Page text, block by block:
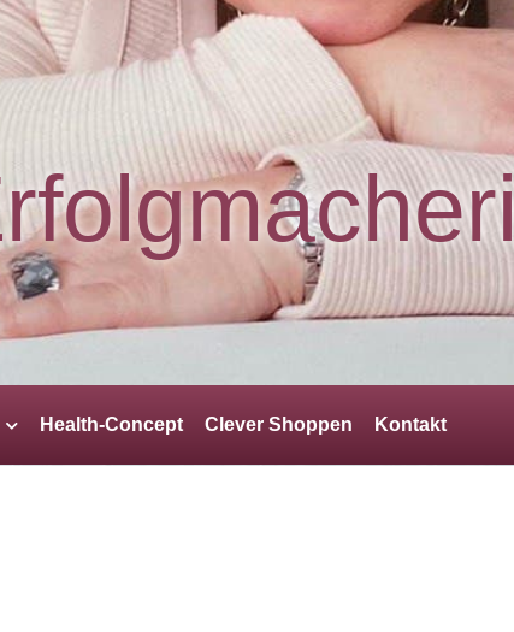
Health-Concept Clever Shoppen Kontakt